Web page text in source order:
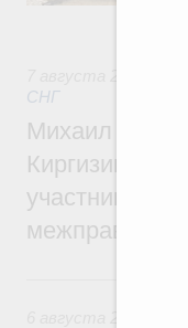
СНГ
Михаил
Киргизии
участников